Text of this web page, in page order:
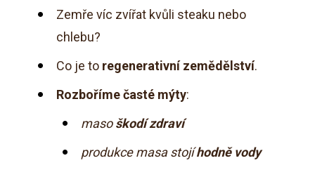
Zemře víc zvířat kvůli steaku nebo
chlebu?
Co je to regenerativní zemědělství.
Rozboříme časté mýty:
masoškodí zdraví
produkce masa stojíhodně vody